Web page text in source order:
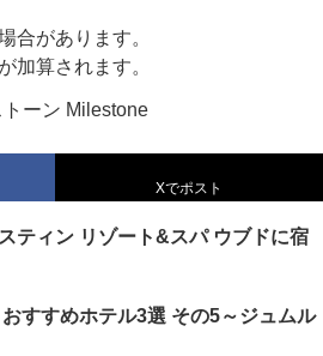
合があります。
加算されます。
ーン Milestone
Xでポスト
ティン リゾート&スパ ウブドに宿
すすめホテル3選 その5～ジュムル